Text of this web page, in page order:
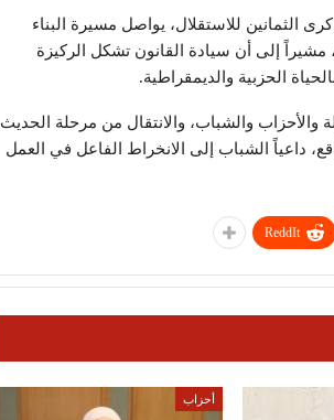
الثمانين للاستقلال، يواصل مسيرة البناء
إلى أن سيادة القانون تشكل الركيزة
الحزبية والديمقراطية.
والشباب، والانتقال من مرحلة الحديث
داعياً الشباب إلى الانخراط الفاعل في العمل
ReddIt
أحزاب